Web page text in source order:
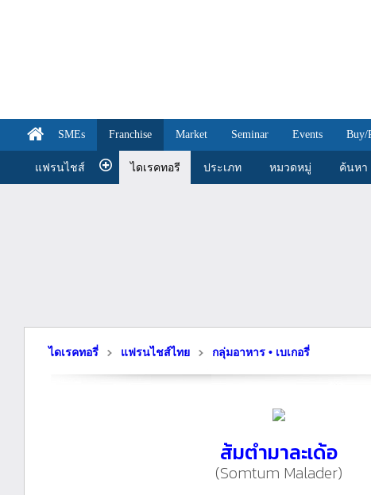
SMEs Franchise Market Seminar Events Buy/
แฟรนไชส์ ไดเรคทอรี ประเภท หมวดหมู่ ค้นหา
ไดเรคทอรี่ แฟรนไชส์ไทย กลุ่มอาหาร • เบเกอรี่
ส้มตำมาละเด้อ
(Somtum Malader)